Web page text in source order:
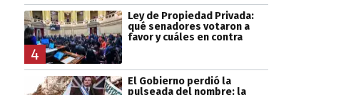
4
Ley de Propiedad Privada:
qué senadores votaron a
favor y cuáles en contra
El Gobierno perdió la
pulseada del nombre: la